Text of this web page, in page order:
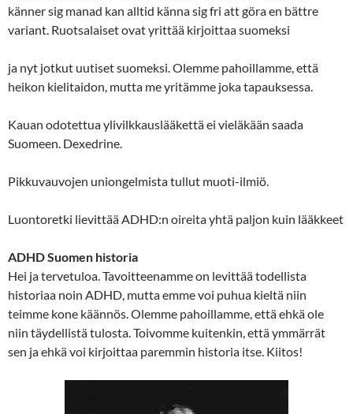
känner sig manad kan alltid känna sig fri att göra en bättre
variant. Ruotsalaiset ovat yrittää kirjoittaa suomeksi
ja nyt jotkut uutiset suomeksi. Olemme pahoillamme, että
heikon kielitaidon, mutta me yritämme joka tapauksessa.
Kauan odotettua ylivilkkauslääkettä ei vieläkään saada
Suomeen. Dexedrine.
Pikkuvauvojen uniongelmista tullut muoti-ilmiö.
Luontoretki lievittää ADHD:n oireita yhtä paljon kuin lääkkeet
ADHD Suomen historia
Hei ja tervetuloa. Tavoitteenamme on levittää todellista
historiaa noin ADHD, mutta emme voi puhua kieltä niin
teimme kone käännös. Olemme pahoillamme, että ehkä ole
niin täydellistä tulosta. Toivomme kuitenkin, että ymmärrät
sen ja ehkä voi kirjoittaa paremmin historia itse. Kiitos!